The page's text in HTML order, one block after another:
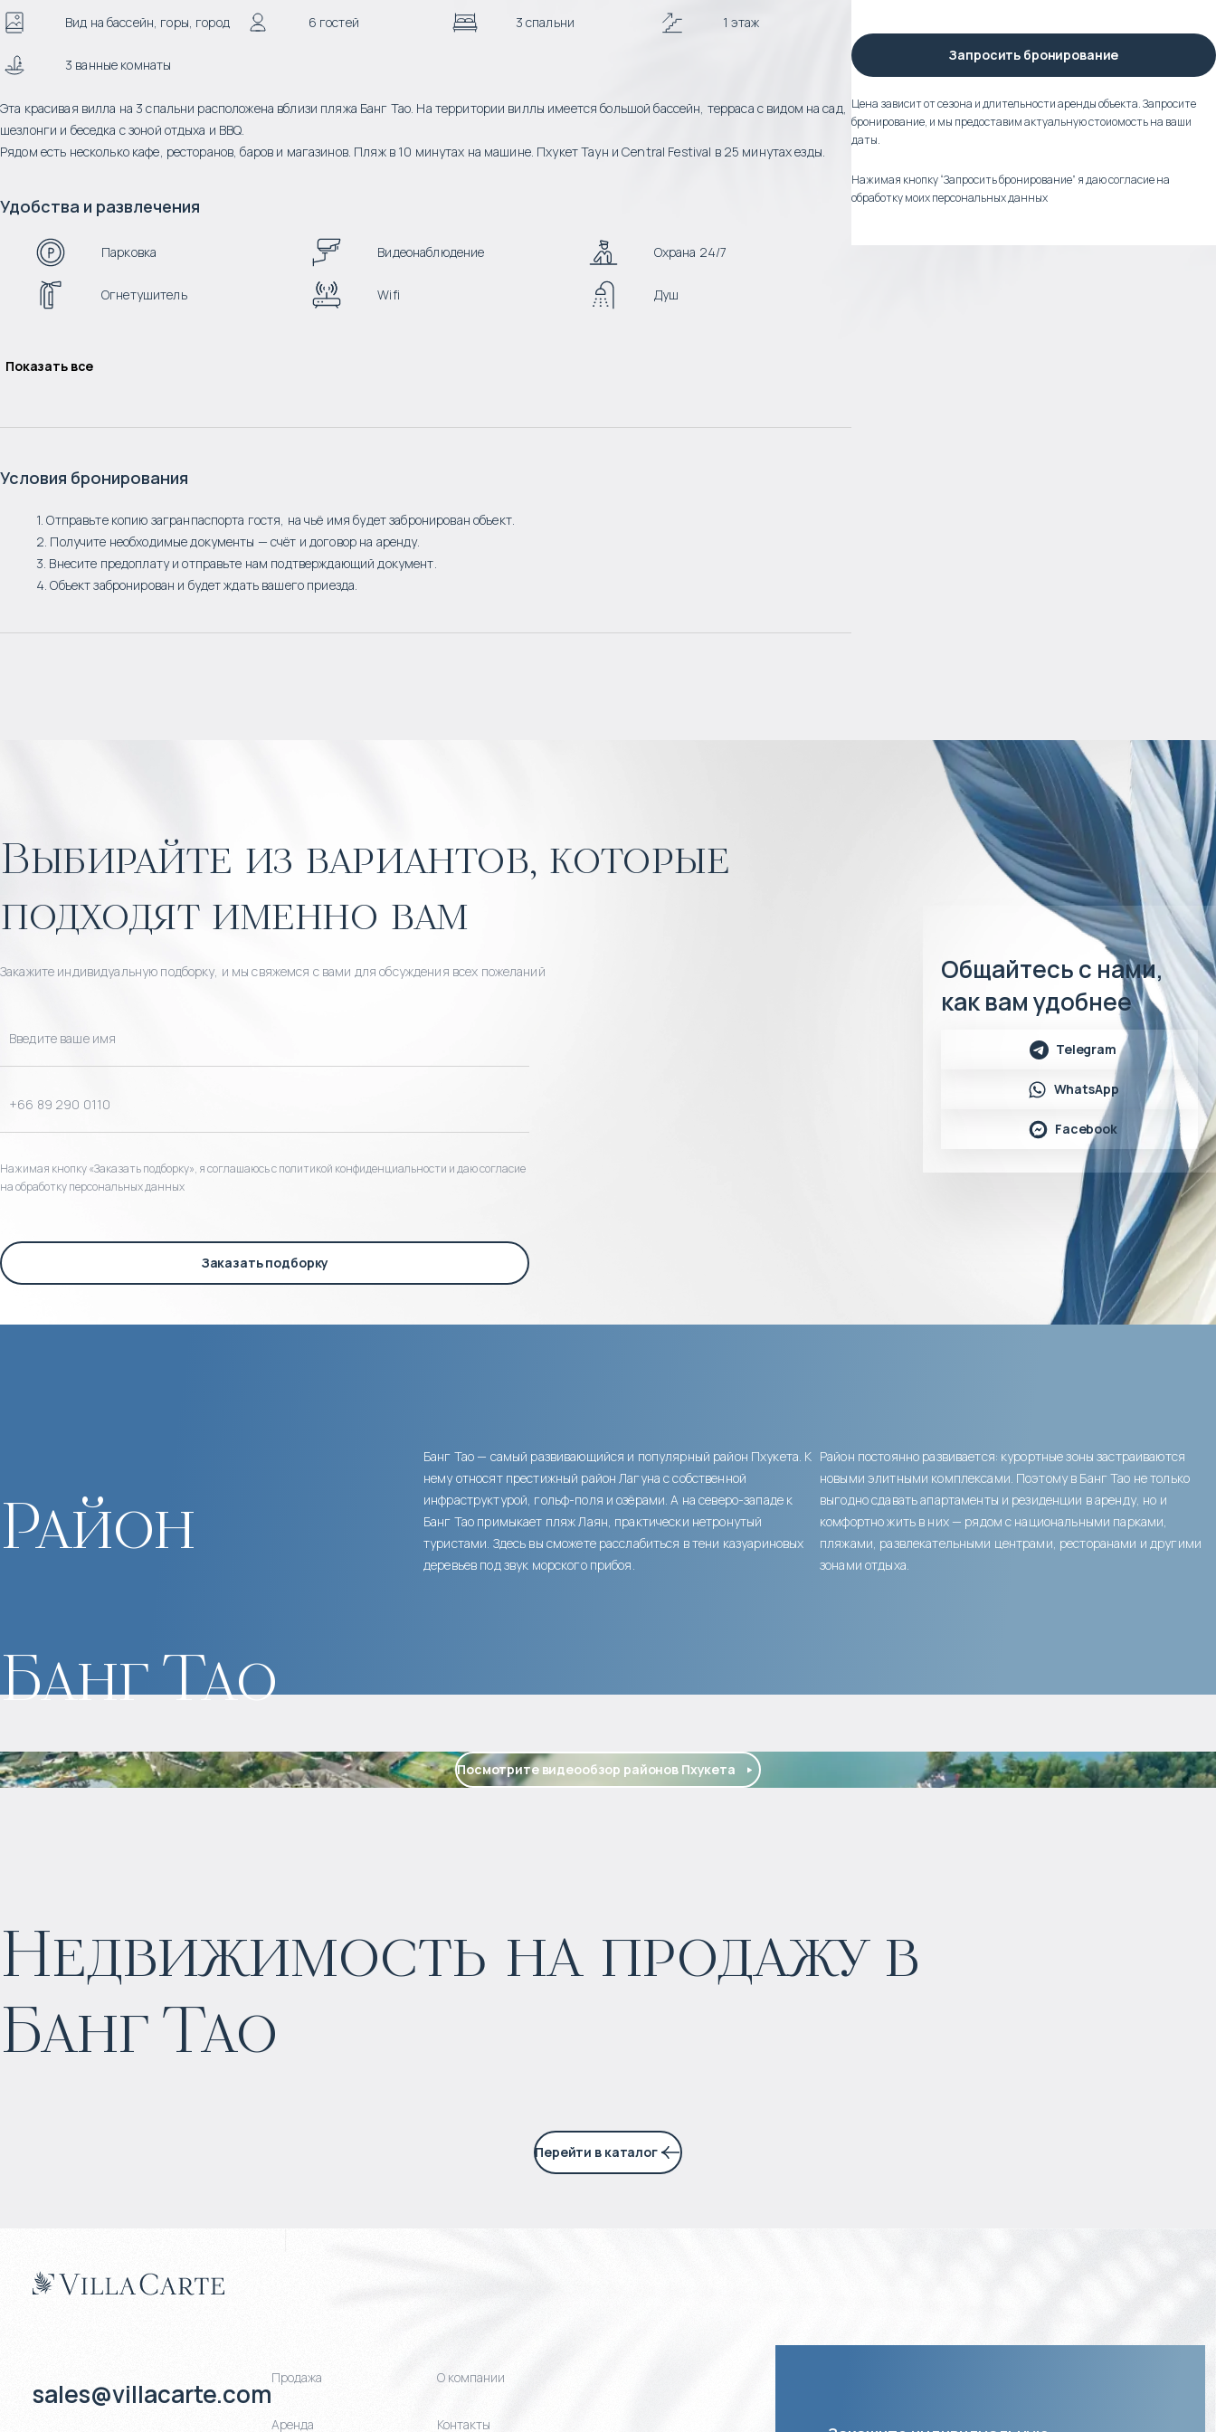
Вид на бассейн, горы, город 6 гостей 3 спальни 1 этаж
3 ванные комнаты
Эта красивая вилла на 3 спальни расположена вблизи пляжа Банг Тао. На территории виллы имеется большой бассейн, терраса с видом на сад,
шезлонги и беседка с зоной отдыха и BBQ.
Рядом есть несколько кафе, ресторанов, баров и магазинов. Пляж в 10 минутах на машине. Пхукет Таун и Central Festival в 25 минутах езды.
Удобства и развлечения
Парковка Видеонаблюдение Охрана 24/7
Огнетушитель Wifi Душ
Показать все
Условия бронирования
1. Отправьте копию загранпаспорта гостя, на чьё имя будет забронирован объект.
2. Получите необходимые документы — счёт и договор на аренду.
3. Внесите предоплату и отправьте нам подтверждающий документ.
4. Объект забронирован и будет ждать вашего приезда.
Запросить бронирование
Цена зависит от сезона и длительности аренды объекта. Запросите
бронирование, и мы предоставим актуальную стоиомость на ваши
даты.
Нажимая кнопку “Запросить бронирование” я даю согласие на
обработку моих персональных данных
Выбирайте из вариантов, которые
подходят именно вам
Закажите индивидуальную подборку, и мы свяжемся с вами для обсуждения всех пожеланий
Нажимая кнопку «Заказать подборку», я соглашаюсь с политикой конфиденциальности и даю согласие
на обработку персональных данных
Заказать подборку
Общайтесь с нами,
как вам удобнее
Telegram
WhatsApp
Facebook
Район
Банг Тао
Банг Тао — самый развивающийся и популярный район Пхукета. К
нему относят престижный район Лагуна с собственной
инфраструктурой, гольф-поля и озёрами. А на северо-западе к
Банг Тао примыкает пляж Лаян, практически нетронутый
туристами. Здесь вы сможете расслабиться в тени казуариновых
деревьев под звук морского прибоя.
Район постоянно развивается: курортные зоны застраиваются
новыми элитными комплексами. Поэтому в Банг Тао не только
выгодно сдавать апартаменты и резиденции в аренду, но и
комфортно жить в них — рядом с национальными парками,
пляжами, развлекательными центрами, ресторанами и другими
зонами отдыха.
Посмотрите видеообзор районов Пхукета
Недвижимость на продажу в
Банг Тао
$ 2 057 465
Прогнозируемый доход
6% годовых
$1 664 126 $ 1 149 760
Перейти в каталог
sales@villacarte.com
Продажа
Аренда
О компании
Контакты